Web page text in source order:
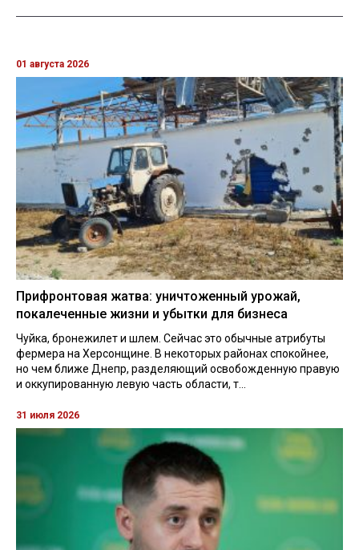
01 августа 2026
Прифронтовая жатва: уничтоженный урожай,
покалеченные жизни и убытки для бизнеса
Чуйка, бронежилет и шлем. Сейчас это обычные атрибуты
фермера на Херсонщине. В некоторых районах спокойнее,
но чем ближе Днепр, разделяющий освобожденную правую
и оккупированную левую часть области, т...
31 июля 2026